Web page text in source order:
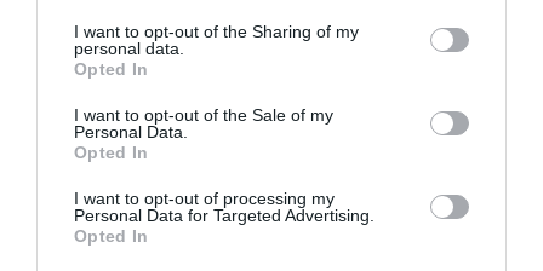
not limited to your visit or usage behaviour. You may click to
grant or deny consent to Google and its third-party tags to
use your data for below specified purposes in below Google
consent section.
I want to opt-out of the Sharing of my
personal data.
Opted In
I want to opt-out of the Sale of my
Personal Data.
Opted In
I want to opt-out of processing my
Personal Data for Targeted Advertising.
Opted In